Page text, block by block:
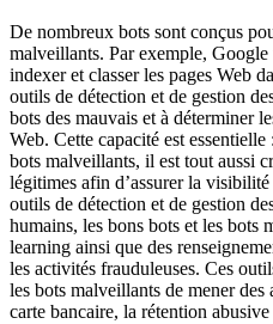
De nombreux bots sont conçus
malveillants. Par exemple,
indexer et classer les pages Web
outils de détection et de gestion
bots des mauvais et à déterminer
Web. Cette capacité est
bots malveillants, il est tout aussi
légitimes afin d’assurer la
outils de détection et de gestion
humains, les bons bots et les bots
learning ainsi que des
les activités frauduleuses. Ces
les bots malveillants de mener
carte bancaire, la rétention